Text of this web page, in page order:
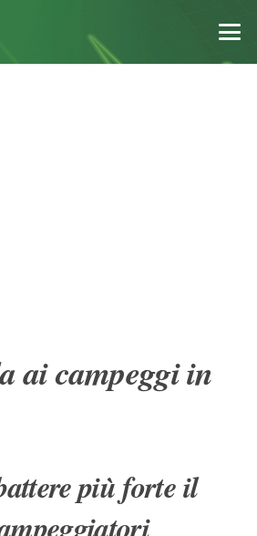
ai campeggi in
più forte il